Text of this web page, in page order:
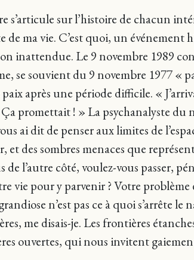
s’articule sur l’histoire de chacun
de ma vie. C’est quoi, un
inattendue. Le 9 novembre 1989
se souvient du 9 novembre 1977 «
après une période difficile. «
Ça promettait ! » La psychanalyste du
ai dit de penser aux limites de
et des sombres menaces que
de l’autre côté, voulez-vous passer,
vie pour y parvenir ? Votre
n’est pas ce à quoi
me disais-je. Les frontières
ouvertes, qui nous invitent